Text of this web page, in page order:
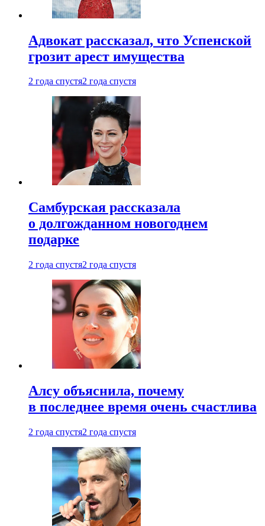
Адвокат рассказал, что Успенской
грозит арест имущества
2 года спустя2 года спустя
Самбурская рассказала
о долгожданном новогоднем
подарке
2 года спустя2 года спустя
Алсу объяснила, почему
в последнее время очень счастлива
2 года спустя2 года спустя